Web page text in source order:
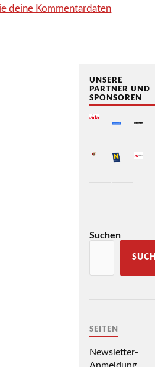
deine Kommentardaten
UNSERE
PARTNER UND
SPONSOREN
Suchen
SEITEN
Newsletter-
Anmeldung